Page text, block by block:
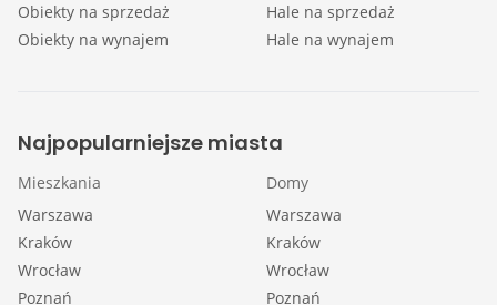
Obiekty na sprzedaż
Obiekty na wynajem
Hale na sprzedaż
Hale na wynajem
Najpopularniejsze miasta
Mieszkania
Warszawa
Kraków
Wrocław
Poznań
Domy
Warszawa
Kraków
Wrocław
Poznań